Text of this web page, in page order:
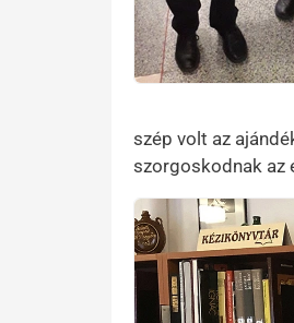
szép volt az
szorgoskodnak az
Kép